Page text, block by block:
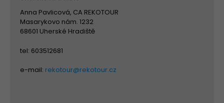
Anna Pavlicová, CA REKOTOUR
Masarykovo nám. 1232
68601 Uherské Hradiště
tel: 603512681
e-mail: rekotour@rekotour.cz